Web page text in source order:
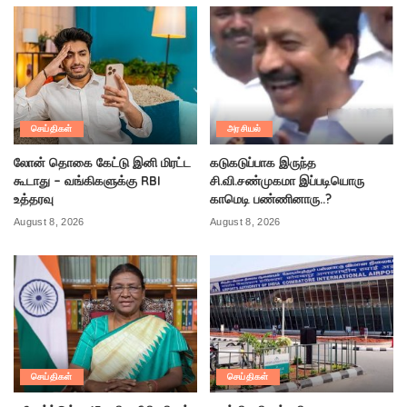
செய்திகள்
லோன் தொகை கேட்டு இனி மிரட்ட
கூடாது – வங்கிகளுக்கு RBI
உத்தரவு
August 8, 2026
அரசியல்
கடுகடுப்பாக இருந்த
சி.வி.சண்முகமா இப்படியொரு
காமெடி பண்ணினாரு..?
August 8, 2026
செய்திகள் செய்திகள்